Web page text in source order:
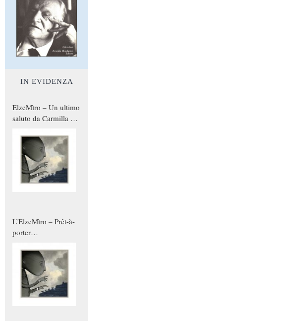
IN EVIDENZA
ElzeMìro – Un ultimo
saluto da Carmilla a
qualche modo sono
donne
L’ElzeMìro – Prêt-à-
porter